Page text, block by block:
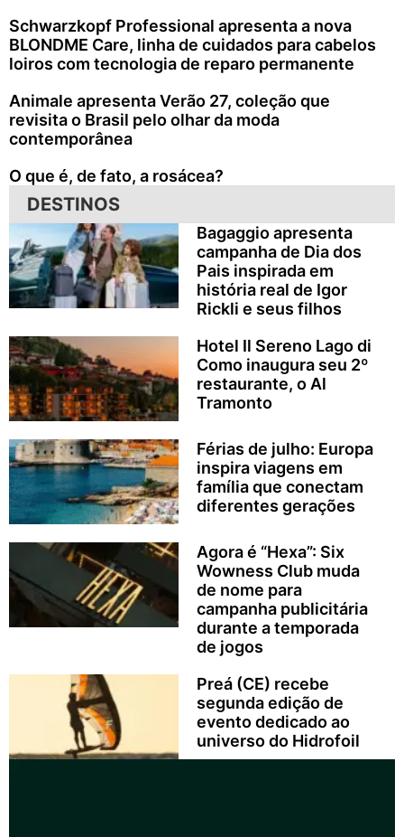
Schwarzkopf Professional apresenta a nova
BLONDME Care, linha de cuidados para cabelos
loiros com tecnologia de reparo permanente
Animale apresenta Verão 27, coleção que
revisita o Brasil pelo olhar da moda
contemporânea
O que é, de fato, a rosácea?
DESTINOS
Bagaggio apresenta
campanha de Dia dos
Pais inspirada em
história real de Igor
Rickli e seus filhos
Hotel Il Sereno Lago di
Como inaugura seu 2º
restaurante, o Al
Tramonto
Férias de julho: Europa
inspira viagens em
família que conectam
diferentes gerações
Agora é “Hexa”: Six
Wowness Club muda
de nome para
campanha publicitária
durante a temporada
de jogos
Preá (CE) recebe
segunda edição de
evento dedicado ao
universo do Hidrofoil